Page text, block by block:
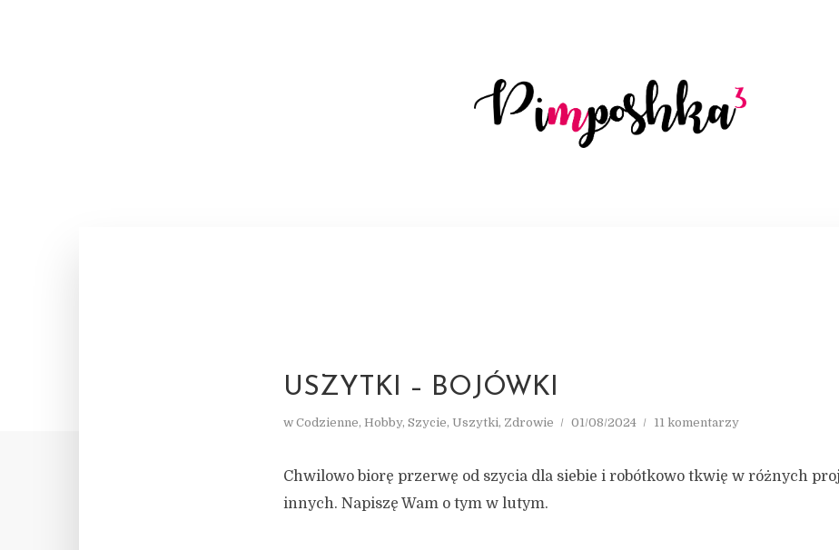
USZYTKI – BOJÓWKI
w Codzienne, Hobby, Szycie, Uszytki, Zdrowie 01/08/2024 11 komentarzy
Chwilowo biorę przerwę od szycia dla siebie i robótkowo tkwię w różnych
innych. Napiszę Wam o tym w lutym.